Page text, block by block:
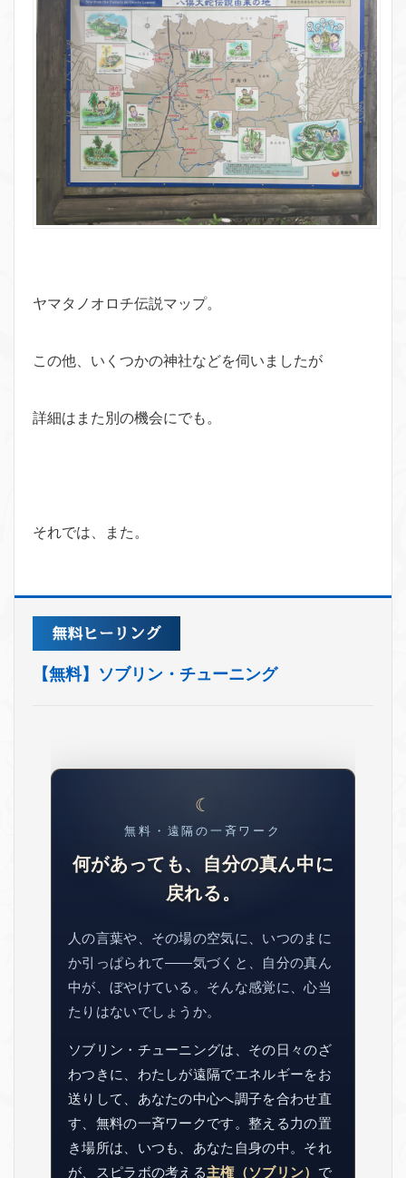
ヤマタノオロチ伝説マップ。
この他、いくつかの神社などを伺いましたが
詳細はまた別の機会にでも。
それでは、また。
【無料】ソブリン・チューニング
無料・遠隔の一斉ワーク
何があっても、自分の真ん中に
戻れる。
人の言葉や、その場の空気に、いつのまに
か引っぱられて——気づくと、自分の真ん
中が、ぼやけている。そんな感覚に、心当
たりはないでしょうか。
ソブリン・チューニングは、その日々のざ
わつきに、わたしが遠隔でエネルギーをお
送りして、あなたの中心へ調子を合わせ直
す、無料の一斉ワークです。整える力の置
き場所は、いつも、あなた自身の中。それ
が、スピラボの考える主権（ソブリン） で